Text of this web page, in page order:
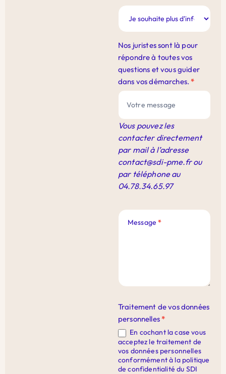
Nos juristes sont là pour
répondre à toutes vos
questions et vous guider
dans vos démarches.*
Vous pouvez les
contacter directement
par mail à l’adresse
contact@sdi-pme.frou
par téléphone au
04.78.34.65.97
Message*
Traitement de vos données
personnelles*
En cochant la case vous
acceptez le traitement de
vos données personnelles
conformément à la politique
de confidentialité du SDI